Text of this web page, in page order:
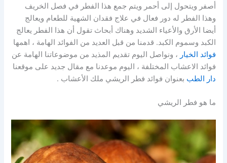
أصفر ويتحول إلى أحمر ويتم جمع هذا الفطر في فصل الخريف
وهذا الفطر له دور فعال في علاج فقدان الشهية للطعام ويعالج
أيضا الأرق والأعياء الشديد وهناك أبحاث تقول أن هذا الفطر يعالج
الكبد وسموم الكبد. قدمنا من قبل العديد من الفوائد الهامة ، اهمها
فوائد الخيار ، ونواصل اليوم تقديم المذيد من موضوعاتنا الهامة عن
فوائد الاعشاب المختلفة ، اليوم موعدنا مع مقال جديد على موقعنا
دار الطب بعنوان فوائد فطر الريشي ملك الأعشاب .
ما هو فطر الريشي